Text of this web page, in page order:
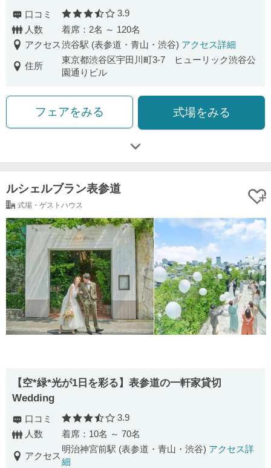
口コミ 口コミ評価
3.9
人数
着席：2名 ～ 120名
アクセス渋谷駅 (表参道・青山・渋谷) アクセス詳細
住所
東京都渋谷区宇田川町3-7 ヒューリック渋谷公
園通りビル
フェアをみる 式場をみる
ルシェルブラン表参道
式場・ゲストハウス
【空*緑*光が1日を彩る】表参道の一軒家貸切
Wedding
口コミ 口コミ評価
3.9
人数
着席：10名 ～ 70名
アクセス
明治神宮前駅 (表参道・青山・渋谷) アクセス詳
細